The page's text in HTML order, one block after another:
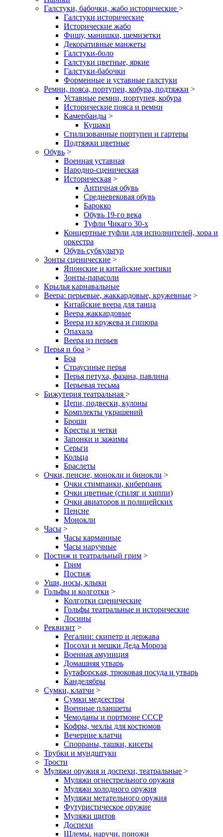
Галстуки, бабочки, жабо исторические >
Галстуки исторические
Исторические жабо
Фишу, манишки, шемизетки
Декоративные манжеты
Галстуки-боло
Галстуки цветные, яркие
Галстуки-бабочки
Форменные и уставные галстуки
Ремни, пояса, портупеи, кобура, подтяжки >
Уставные ремни, портупея, кобура
Исторические пояса и ремни
Камербанды >
Кушаки
Стилизованные портупеи и гартеры
Подтяжки цветные
Обувь >
Военная уставная
Народно-сценическая
Историческая >
Античная обувь
Средневековая обувь
Барокко
Обувь 19-го века
Туфли Чикаго 30-х
Концертные туфли для исполнителей, хора и
оркестра
Обувь субкультур
Зонты сценические >
Японские и китайские зонтики
Зонты-парасоли
Крылья карнавальные
Веера: перьевые, жаккардовые, кружевные >
Китайские веера для танца
Веера жаккардовые
Веера из кружева и гипюра
Опахала
Веера из перьев
Перья и боа >
Боа
Страусиные перья
Перья петуха, фазана, павлина
Перьевая тесьма
Бижутерия театральная >
Цепи, подвески, кулоны
Комплекты украшений
Броши
Кресты и четки
Запонки и зажимы
Серьги
Кольца
Браслеты
Очки, пенсне, монокли и бинокли >
Очки стимпанки, киберпанк
Очки цветные (стиляг и хиппи)
Очки авиаторов и полицейских
Пенсне
Монокли
Часы >
Часы карманные
Часы наручные
Постиж и театральный грим >
Грим
Постиж
Уши, носы, клыки
Гольфы и колготки >
Колготки сценические
Гольфы театральные и исторические
Лосины
Реквизит >
Регалии: скипетр и держава
Посохи и мешки Деда Мороза
Военная амуниция
Домашняя утварь
Бутафорская, трюковая посуда и утварь
Канделябры
Сумки, клатчи >
Сумки медсестры
Военные планшеты
Чемоданы и портмоне СССР
Кофры, чехлы для костюмов
Вечерние клатчи
Спорраны, ташки, кисеты
Трубки и мундштуки
Трости
Муляжи оружия и доспехи, театральные >
Муляжи огнестрельного оружия
Муляжи холодного оружия
Муляжи метательного оружия
Футуристическое оружие
Муляжи щитов
Доспехи
Шлемы, наручи, поножи